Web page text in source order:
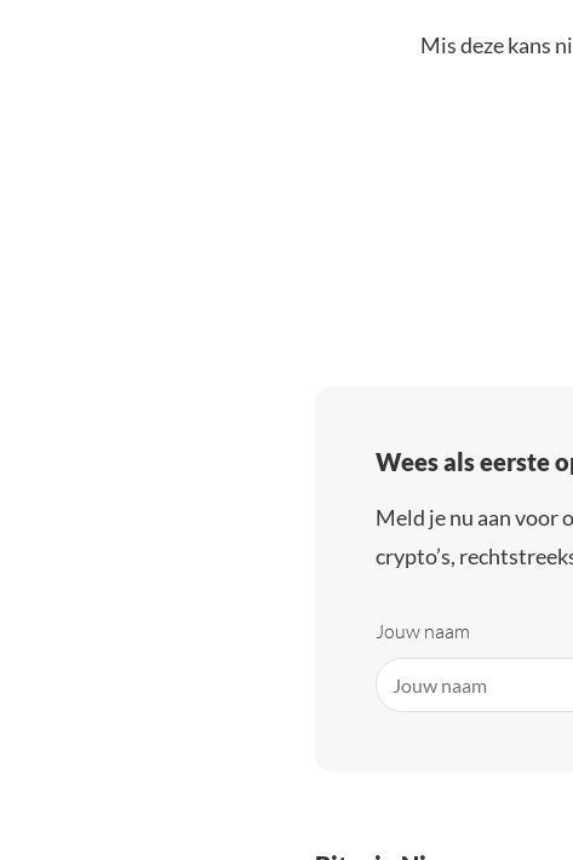
Mis deze kans
Wees als eerste
Meld je nu aan voor
crypto’s,
Jouw naam